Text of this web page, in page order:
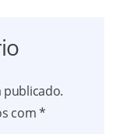
publicado.
com*